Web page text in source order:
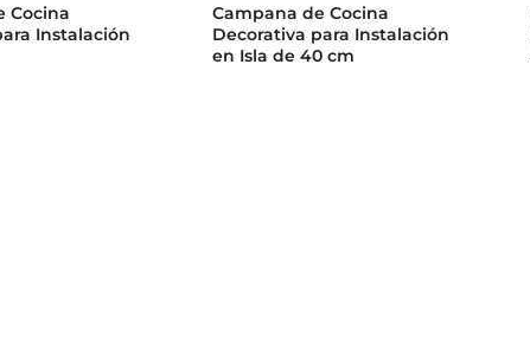
Cocina
Instalación
Campana de Cocina
Decorativa para Instalación
en Isla de 40 cm